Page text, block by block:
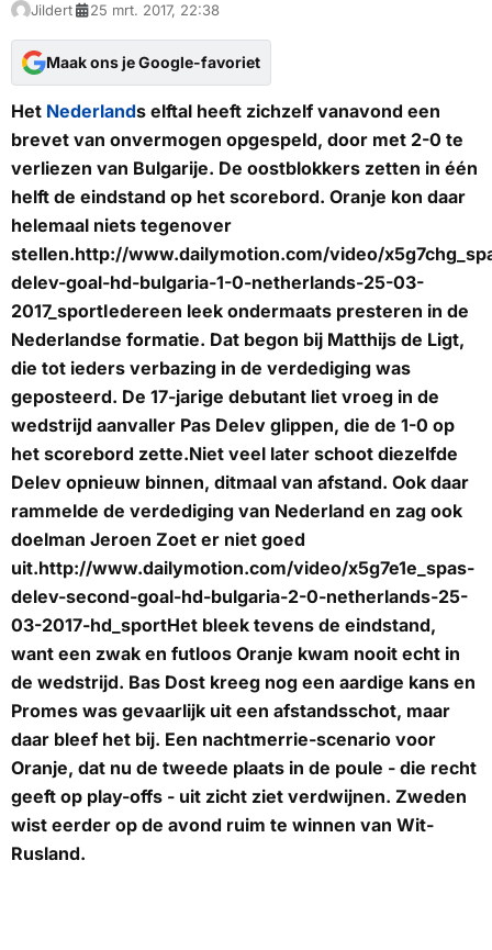
Jildert 25 mrt. 2017, 22:38
Maak ons je Google-favoriet
Het Nederlands elftal heeft zichzelf vanavond een
brevet van onvermogen opgespeld, door met 2-0 te
verliezen van Bulgarije. De oostblokkers zetten in één
helft de eindstand op het scorebord. Oranje kon daar
helemaal niets tegenover
stellen.http://www.dailymotion.com/video/
delev-goal-hd-bulgaria-1-0-netherlands-25-03-
2017_sportIedereen leek ondermaats presteren in de
Nederlandse formatie. Dat begon bij Matthijs de Ligt,
die tot ieders verbazing in de verdediging was
geposteerd. De 17-jarige debutant liet vroeg in de
wedstrijd aanvaller Pas Delev glippen, die de 1-0 op
het scorebord zette.Niet veel later schoot diezelfde
Delev opnieuw binnen, ditmaal van afstand. Ook daar
rammelde de verdediging van Nederland en zag ook
doelman Jeroen Zoet er niet goed
uit.http://www.dailymotion.com/video/x5g7e1e_spas-
delev-second-goal-hd-bulgaria-2-0-netherlands-25-
03-2017-hd_sportHet bleek tevens de eindstand,
want een zwak en futloos Oranje kwam nooit echt in
de wedstrijd. Bas Dost kreeg nog een aardige kans en
Promes was gevaarlijk uit een afstandsschot, maar
daar bleef het bij. Een nachtmerrie-scenario voor
Oranje, dat nu de tweede plaats in de poule - die recht
geeft op play-offs - uit zicht ziet verdwijnen. Zweden
wist eerder op de avond ruim te winnen van Wit-
Rusland.